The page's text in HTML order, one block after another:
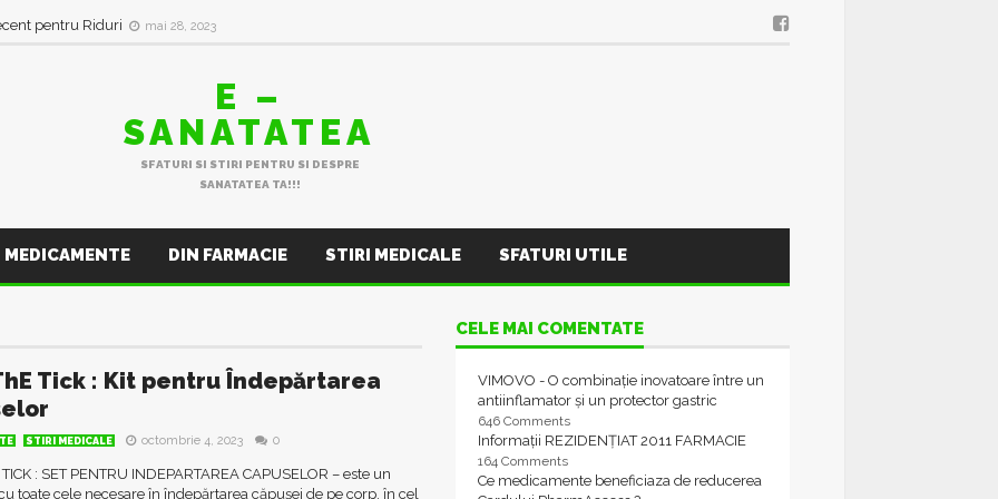
pentru Riduri mai 28, 2023
E –
SANATATEA
SFATURI SI STIRI PENTRU SI DESPRE
SANATATEA TA!!!
MEDICAMENTE DIN FARMACIE STIRI MEDICALE SFATURI UTILE
Tick : Kit pentru Îndepărtarea
STIRI MEDICALE octombrie 4, 2023 0
: SET PENTRU INDEPARTAREA CAPUSELOR – este un
toate cele necesare în îndepărtarea căpușei de pe corp, în cel
CELE MAI COMENTATE
VIMOVO - O combinație inovatoare între un
antiinflamator și un protector gastric
646 Comments
Informații REZIDENȚIAT 2011 FARMACIE
164 Comments
Ce medicamente beneficiaza de reducerea